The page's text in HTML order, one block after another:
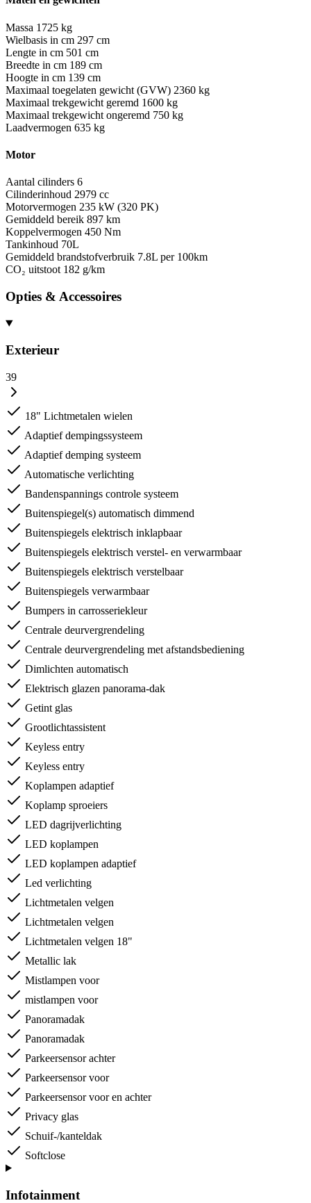
Massa 1725 kg
Wielbasis in cm 297 cm
Lengte in cm 501 cm
Breedte in cm 189 cm
Hoogte in cm 139 cm
Maximaal toegelaten gewicht (GVW) 2360 kg
Maximaal trekgewicht geremd 1600 kg
Maximaal trekgewicht ongeremd 750 kg
Laadvermogen 635 kg
Motor
Aantal cilinders 6
Cilinderinhoud 2979 cc
Motorvermogen 235 kW (320 PK)
Gemiddeld bereik 897 km
Koppelvermogen 450 Nm
Tankinhoud 70L
Gemiddeld brandstofverbruik 7.8L per 100km
CO₂ uitstoot 182 g/km
Opties & Accessoires
Exterieur
39
18" Lichtmetalen wielen
Adaptief dempingssysteem
Adaptief demping systeem
Automatische verlichting
Bandenspannings controle systeem
Buitenspiegel(s) automatisch dimmend
Buitenspiegels elektrisch inklapbaar
Buitenspiegels elektrisch verstel- en verwarmbaar
Buitenspiegels elektrisch verstelbaar
Buitenspiegels verwarmbaar
Bumpers in carrosseriekleur
Centrale deurvergrendeling
Centrale deurvergrendeling met afstandsbediening
Dimlichten automatisch
Elektrisch glazen panorama-dak
Getint glas
Grootlichtassistent
Keyless entry
Keyless entry
Koplampen adaptief
Koplamp sproeiers
LED dagrijverlichting
LED koplampen
LED koplampen adaptief
Led verlichting
Lichtmetalen velgen
Lichtmetalen velgen
Lichtmetalen velgen 18"
Metallic lak
Mistlampen voor
mistlampen voor
Panoramadak
Panoramadak
Parkeersensor achter
Parkeersensor voor
Parkeersensor voor en achter
Privacy glas
Schuif-/kanteldak
Softclose
Infotainment